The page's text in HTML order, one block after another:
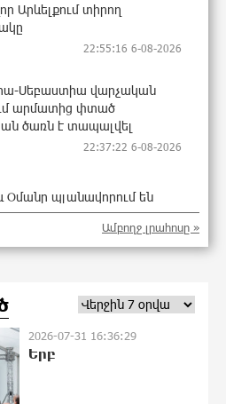
Արևելքում տիրող
22:55:16 6-08-2026
Սեբաստիա վարչական
արմատից փտած
ծառն է տապալվել
22:37:22 6-08-2026
Օմանը պլանավորում են
նեղուցի
կառուցվածքը
22:19:14 6-08-2026
Մուրադյանն ու Սյունե
հաղթահարել են
գագաթը
Ամբողջ լրահոսը »
2026-07-31 16:36:29
Երբ